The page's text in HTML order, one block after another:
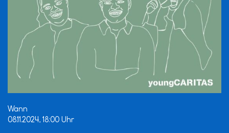
Wann
08.11.2024, 18:00 Uhr